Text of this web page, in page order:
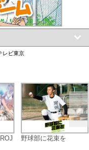
レビ東京
野球部に花束を